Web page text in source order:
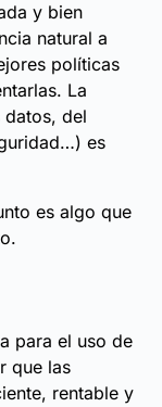
y bien
natural a
políticas
La
del
es
es algo que
para el uso de
que las
rentable y